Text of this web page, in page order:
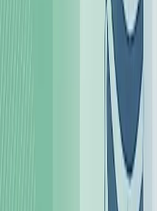
Какой
Характер боли
не заменяет